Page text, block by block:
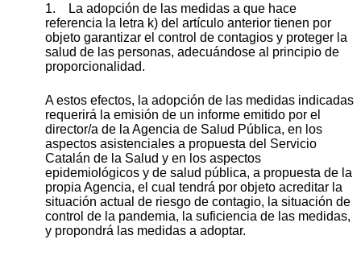
1. La adopción de las medidas a que hace
referencia la letra k) del artículo anterior tienen por
objeto garantizar el control de contagios y proteger la
salud de las personas, adecuándose al principio de
proporcionalidad.
A estos efectos, la adopción de las medidas indicadas
requerirá la emisión de un informe emitido por el
director/a de la Agencia de Salud Pública, en los
aspectos asistenciales a propuesta del Servicio
Catalán de la Salud y en los aspectos
epidemiológicos y de salud pública, a propuesta de la
propia Agencia, el cual tendrá por objeto acreditar la
situación actual de riesgo de contagio, la situación de
control de la pandemia, la suficiencia de las medidas,
y propondrá las medidas a adoptar.